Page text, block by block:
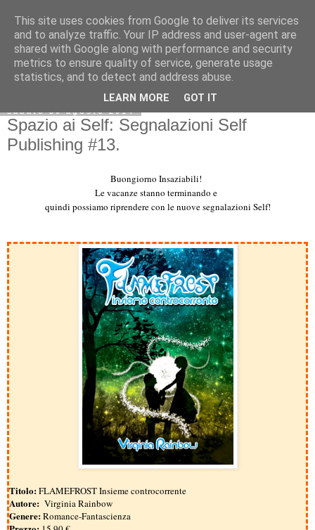
sabato 30 agosto 2014
Spazio ai Self: Segnalazioni Self
Publishing #13.
Buongiorno Insaziabili!
Le vacanze stanno terminando e
quindi possiamo riprendere con lenuove segnalazioni Self!
Titolo:FLAMEFROST Insieme controcorrente
Autore: Virginia Rainbow
Genere:Romance-Fantascienza
This site uses cookies from Google to deliver its services
and to analyze traffic. Your IP address and user-agent are
shared with Google along with performance and security
metrics to ensure quality of service, generate usage
statistics, and to detect and address abuse.
LEARN MORE GOT IT